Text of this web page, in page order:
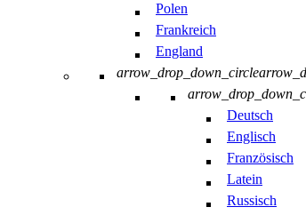
Polen
Frankreich
England
arrow_drop_down_circle
Deutsch
Englisch
Französisch
Latein
Russisch